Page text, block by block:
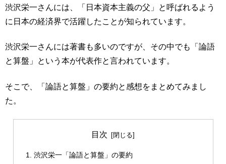
渋沢栄一さんには、「日本資本主義の父」と呼ばれるよう
に日本の経済界で活躍したことが知られています。
渋沢栄一さんには著書も多いのですが、その中でも「論語
と算盤」という本が代表作と言われています。
そこで、「論語と算盤」の要約と感想をまとめてみまし
た。
目次
渋沢栄一「論語と算盤」の要約